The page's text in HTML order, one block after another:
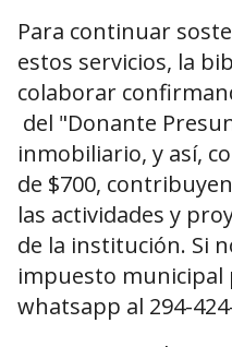
Para continuar
estos servicios, la
colaborar
del "Donante
inmobiliario, y así,
de $700,
las actividades y
de la institución. Si
impuesto municipal
whatsapp al 294-